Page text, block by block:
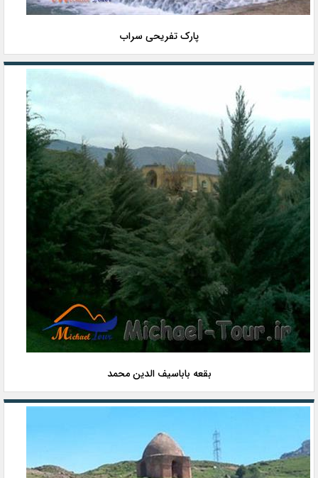
پارک تفریحی سراب
بقعه باباسیف الدین محمد